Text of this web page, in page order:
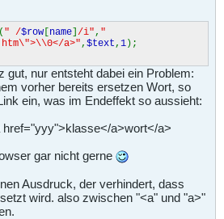
( " /$row [name] /i" , "
a>" , $text , 1);
gut, nur entsteht dabei ein Problem:
vorher bereits ersetzen Wort, so
ein, was im Endeffekt so aussieht:
a>wort</a>
gar nicht gerne
Ausdruck, der verhindert, dass
wird. also zwischen "<a" und "a>"